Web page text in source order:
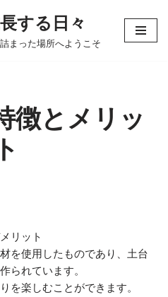
する日々
まった場所へようこそ
徴とメリッ
リット
を使用したものであり、土台
られています。
を楽しむことができます。